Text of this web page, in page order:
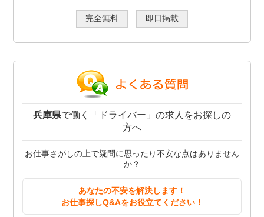
完全無料 即日掲載
兵庫県で働く「ドライバー」の求人をお探しの
方へ
お仕事さがしの上で疑問に思ったり不安な点はありません
か？
あなたの不安を解決します！
お仕事探しQ&Aをお役立てください！